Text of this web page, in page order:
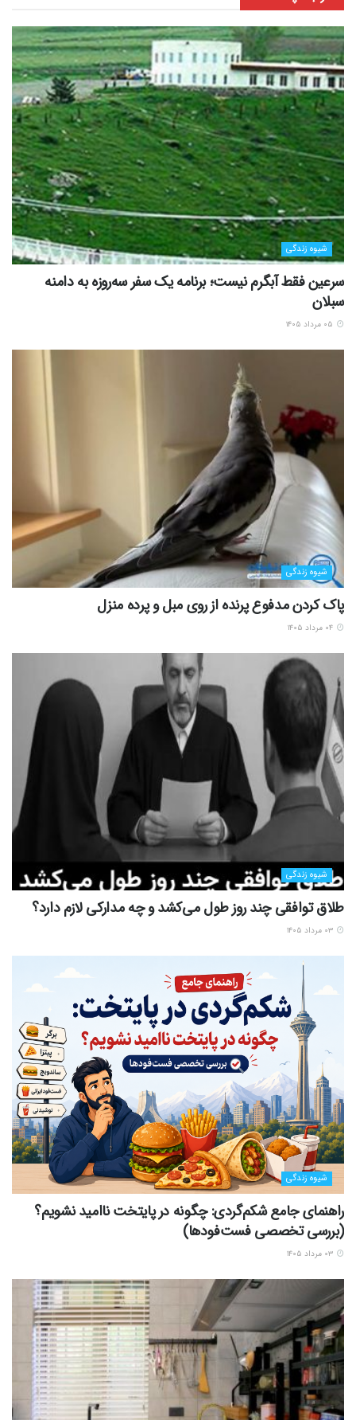
شیوه زندگی
سرعین فقط آبگرم نیست؛ برنامه یک سفر سه‌روزه به دامنه
سبلان
شیوه زندگی
پاک کردن مدفوع پرنده از روی مبل و پرده منزل
شیوه زندگی
طلاق توافقی چند روز طول می‌کشد و چه مدارکی لازم دارد؟
شیوه زندگی
راهنمای جامع شکم‌گردی: چگونه در پایتخت ناامید نشویم؟
(بررسی تخصصی فست‌فودها)